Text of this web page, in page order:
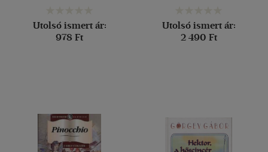
Utolsó ismert ár:
978 Ft
Utolsó ismert ár:
2 490 Ft